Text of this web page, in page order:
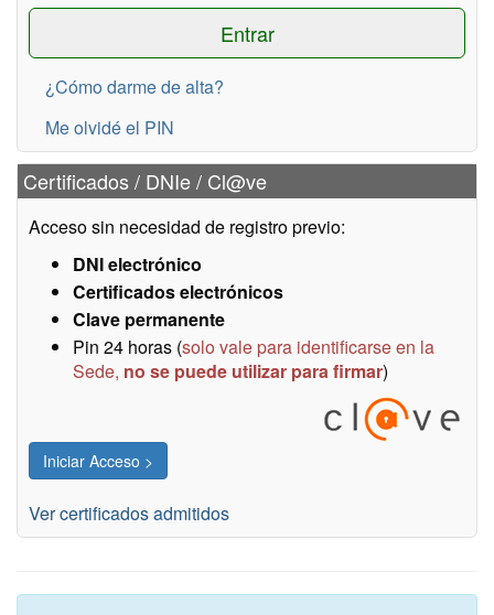
¿Cómo darme de alta?
Me olvidé el PIN
Certificados / DNIe / Cl@ve
Acceso sin necesidad de registro previo:
DNI electrónico
Certificados electrónicos
Clave permanente
Pin 24 horas (solo vale para identificarse en la
Sede, no se puede utilizar para firmar)
Ver certificados admitidos